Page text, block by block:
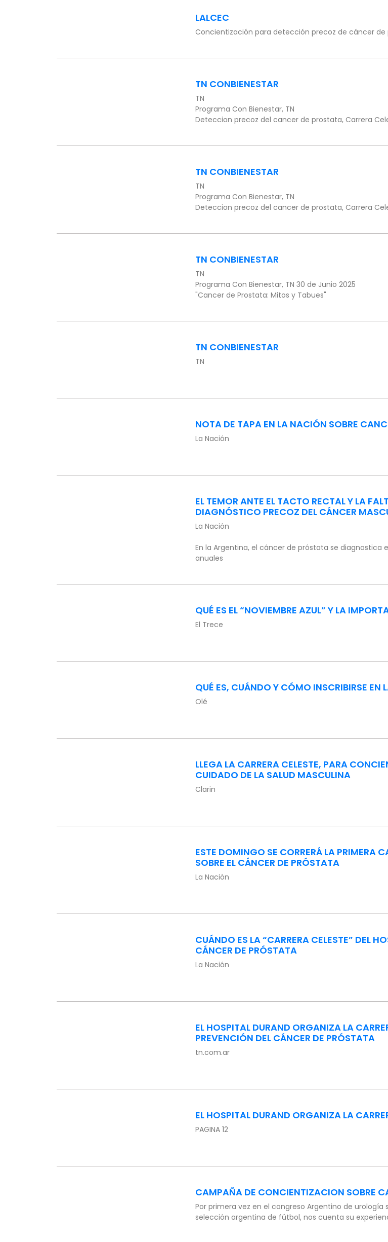
LALCEC
Concientización para detección precoz de cáncer de
TN CONBIENESTAR
TN
Programa Con Bienestar, TN
Deteccion precoz del cancer de prostata, Carrera
TN CONBIENESTAR
TN
Programa Con Bienestar, TN
Deteccion precoz del cancer de prostata, Carrera
TN CONBIENESTAR
TN
Programa Con Bienestar, TN 30 de Junio 2025
"Cancer de Prostata: Mitos y Tabues"
TN CONBIENESTAR
TN
NOTA DE TAPA EN LA NACIÓN SOBRE
La Nación
EL TEMOR ANTE EL TACTO RECTAL Y LA
DIAGNÓSTICO PRECOZ DEL CÁNCER
La Nación
En la Argentina, el cáncer de próstata se diagnostica
anuales
QUÉ ES EL “NOVIEMBRE AZUL” Y LA
El Trece
QUÉ ES, CUÁNDO Y CÓMO INSCRIBIRSE EN
Olé
LLEGA LA CARRERA CELESTE, PARA
CUIDADO DE LA SALUD MASCULINA
Clarin
ESTE DOMINGO SE CORRERÁ LA PRIMERA
SOBRE EL CÁNCER DE PRÓSTATA
La Nación
CUÁNDO ES LA “CARRERA CELESTE” DEL
CÁNCER DE PRÓSTATA
La Nación
EL HOSPITAL DURAND ORGANIZA LA
PREVENCIÓN DEL CÁNCER DE PRÓSTATA
tn.com.ar
EL HOSPITAL DURAND ORGANIZA LA
PAGINA 12
CAMPAÑA DE CONCIENTIZACION SOBRE
Por primera vez en el congreso Argentino de urología
selección argentina de fútbol, nos cuenta su